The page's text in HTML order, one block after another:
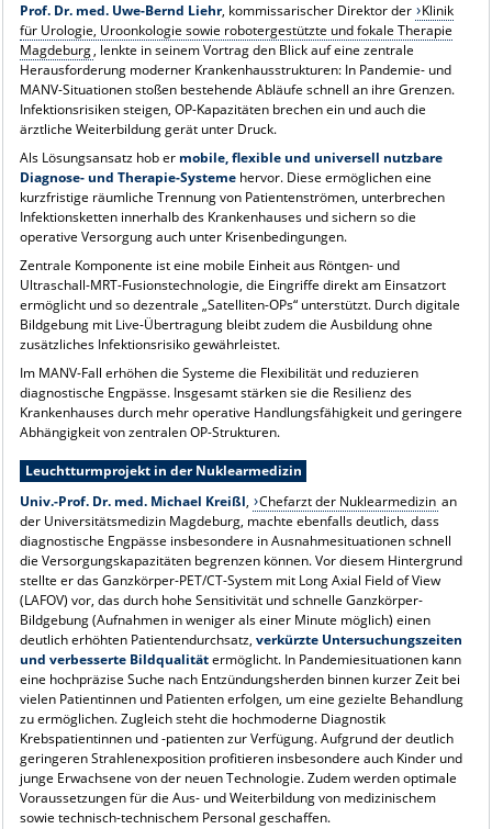
Prof. Dr. med. Uwe-Bernd Liehr, kommissarischer Direktor der Klinik
für Urologie, Uroonkologie sowie robotergestützte und fokale Therapie
Magdeburg, lenkte in seinem Vortrag den Blick auf eine zentrale
Herausforderung moderner Krankenhausstrukturen: In Pandemie- und
MANV-Situationen stoßen bestehende Abläufe schnell an ihre Grenzen.
Infektionsrisiken steigen, OP-Kapazitäten brechen ein und auch die
ärztliche Weiterbildung gerät unter Druck.
Als Lösungsansatz hob er mobile, flexible und universell nutzbare
Diagnose- und Therapie-Systemehervor. Diese ermöglichen eine
kurzfristige räumliche Trennung von Patientenströmen, unterbrechen
Infektionsketten innerhalb des Krankenhauses und sichern so die
operative Versorgung auch unter Krisenbedingungen.
Zentrale Komponente ist eine mobile Einheit aus Röntgen- und
Ultraschall-MRT-Fusionstechnologie, die Eingriffe direkt am Einsatzort
ermöglicht und so dezentrale „Satelliten-OPs“ unterstützt. Durch digitale
Bildgebung mit Live-Übertragung bleibt zudem die Ausbildung ohne
zusätzliches Infektionsrisiko gewährleistet.
Im MANV-Fall erhöhen die Systeme die Flexibilität und reduzieren
diagnostische Engpässe. Insgesamt stärken sie die Resilienz des
Krankenhauses durch mehr operative Handlungsfähigkeit und geringere
Abhängigkeit von zentralen OP-Strukturen.
Leuchtturmprojekt in der Nuklearmedizin
Univ.-Prof. Dr. med. Michael Kreißl, Chefarzt der Nuklearmedizin an
der Universitätsmedizin Magdeburg, machte ebenfalls deutlich, dass
diagnostische Engpässe insbesondere in Ausnahmesituationen schnell
die Versorgungskapazitäten begrenzen können. Vor diesem Hintergrund
stellte er das Ganzkörper-PET/CT-System mit Long Axial Field of View
(LAFOV) vor, das durch hohe Sensitivität und schnelle Ganzkörper-
Bildgebung (Aufnahmen in weniger als einer Minute möglich) einen
deutlich erhöhten Patientendurchsatz, verkürzte Untersuchungszeiten
und verbesserte Bildqualitätermöglicht. In Pandemiesituationen kann
eine hochpräzise Suche nach Entzündungsherden binnen kurzer Zeit bei
vielen Patientinnen und Patienten erfolgen, um eine gezielte Behandlung
zu ermöglichen. Zugleich steht die hochmoderne Diagnostik
Krebspatientinnen und -patienten zur Verfügung. Aufgrund der deutlich
geringeren Strahlenexposition profitieren insbesondere auch Kinder und
junge Erwachsene von der neuen Technologie. Zudem werden optimale
Voraussetzungen für die Aus- und Weiterbildung von medizinischem
sowie technisch-technischem Personal geschaffen.